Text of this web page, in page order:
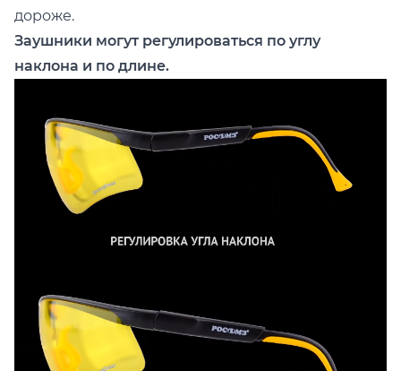
дороже.
Заушники могут регулироваться по углу
наклона и по длине.